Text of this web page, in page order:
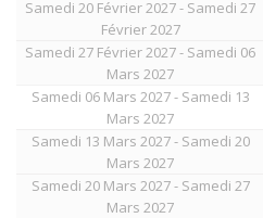
Samedi 20 Février 2027 - Samedi 27
Février 2027
Samedi 27 Février 2027 - Samedi 06
Mars 2027
Samedi 06 Mars 2027 - Samedi 13
Mars 2027
Samedi 13 Mars 2027 - Samedi 20
Mars 2027
Samedi 20 Mars 2027 - Samedi 27
Mars 2027